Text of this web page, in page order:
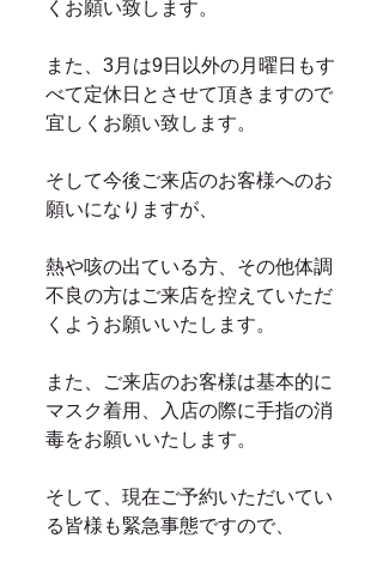
くお願い致します。
また、3月は9日以外の月曜日もす
べて定休日とさせて頂きますので
宜しくお願い致します。
そして今後ご来店のお客様へのお
願いになりますが、
熱や咳の出ている方、その他体調
不良の方はご来店を控えていただ
くようお願いいたします。
また、ご来店のお客様は基本的に
マスク着用、入店の際に手指の消
毒をお願いいたします。
そして、現在ご予約いただいてい
る皆様も緊急事態ですので、